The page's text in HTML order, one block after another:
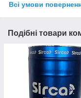
Всі умови
Подібні товари